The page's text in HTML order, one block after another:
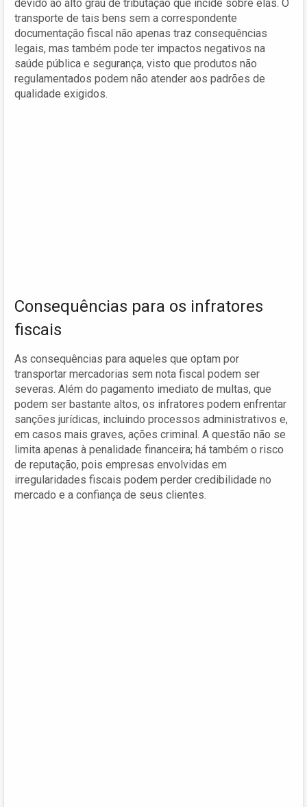
devido ao alto grau de tributação que incide sobre elas. O
transporte de tais bens sem a correspondente
documentação fiscal não apenas traz consequências
legais, mas também pode ter impactos negativos na
saúde pública e segurança, visto que produtos não
regulamentados podem não atender aos padrões de
qualidade exigidos.
Consequências para os infratores
fiscais
As consequências para aqueles que optam por
transportar mercadorias sem nota fiscal podem ser
severas. Além do pagamento imediato de multas, que
podem ser bastante altos, os infratores podem enfrentar
sanções jurídicas, incluindo processos administrativos e,
em casos mais graves, ações criminal. A questão não se
limita apenas à penalidade financeira; há também o risco
de reputação, pois empresas envolvidas em
irregularidades fiscais podem perder credibilidade no
mercado e a confiança de seus clientes.